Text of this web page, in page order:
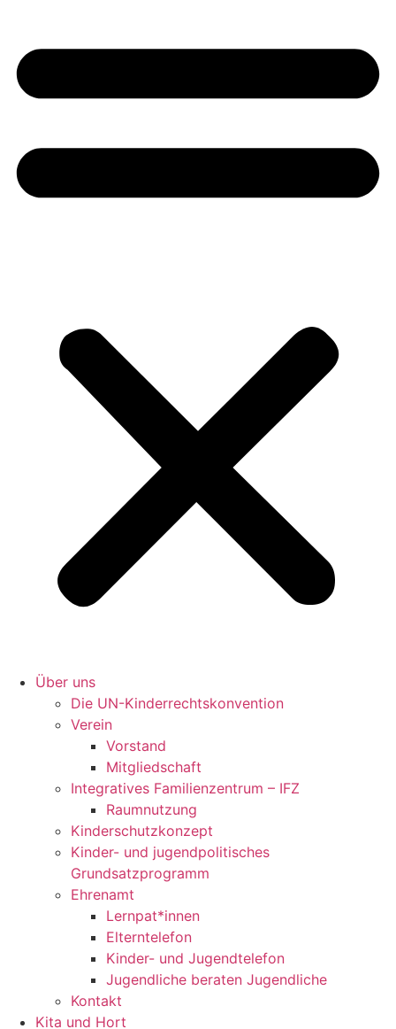
Über uns
Die UN-Kinderrechtskonvention
Verein
Vorstand
Mitgliedschaft
Integratives Familienzentrum – IFZ
Raumnutzung
Kinderschutzkonzept
Kinder- und jugendpolitisches
Grundsatzprogramm
Ehrenamt
Lernpat*innen
Elterntelefon
Kinder- und Jugendtelefon
Jugendliche beraten Jugendliche
Kontakt
Kita und Hort